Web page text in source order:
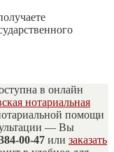
в онлайн
нотариальная
помощи
— Вы
00-47 или заказать